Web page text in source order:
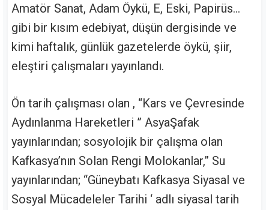
Amatör Sanat, Adam Öykü, E, Eski, Papirüs…
gibi bir kısım edebiyat, düşün dergisinde ve
kimi haftalık, günlük gazetelerde öykü, şiir,
eleştiri çalışmaları yayınlandı.
Ön tarih çalışması olan , “Kars ve Çevresinde
Aydınlanma Hareketleri ” AsyaŞafak
yayınlarından; sosyolojik bir çalışma olan
Kafkasya’nın Solan Rengi Molokanlar,” Su
yayınlarından; “Güneybatı Kafkasya Siyasal ve
Sosyal Mücadeleler Tarihi ‘ adlı siyasal tarih